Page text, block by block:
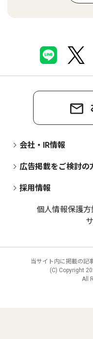
会社・IR情報
広告掲載をご検討の
採用情報
個人情報保護方
当サイト内に掲載の記
(C) Copyright
All